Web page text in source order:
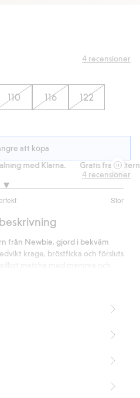
4 recensioner
110 116 122
att köpa
med Klarna. Gratis
Stor
4 recensioner
från Newbie, gjord i bekväm
krage, bröstficka och försluts